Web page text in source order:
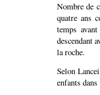
Nombre de
quatre ans
temps
descendant
la roche.
Selon
enfants